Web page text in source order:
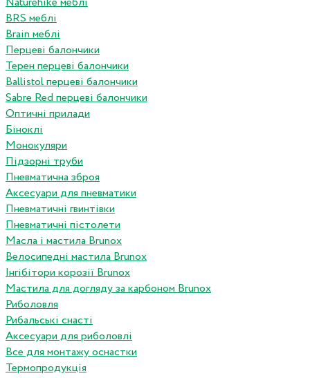
BRS меблі
Brain меблі
Перцеві балончики
Терен перцеві балончики
Ballistol перцеві балончики
Sabre Red перцеві балончики
Оптичні прилади
Біноклі
Монокуляри
Підзорні труби
Пневматична зброя
Аксесуари для пневматики
Пневматичні гвинтівки
Пневматичні пістолети
Масла і мастила Brunox
Велосипедні мастила Brunox
Інгібітори корозії Brunox
Мастила для догляду за карбоном Brunox
Риболовля
Рибальські снасті
Аксесуари для риболовлі
Все для монтажу оснастки
Термопродукція